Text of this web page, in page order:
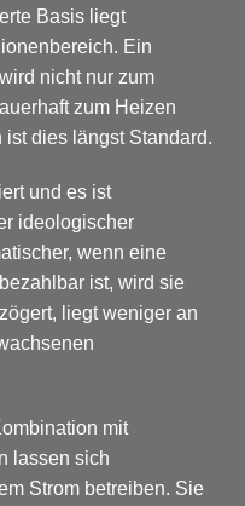
Basis liegt
Ein
nicht nur zum
zum Heizen
dies längst Standard.
und es ist
ideologischer
wenn eine
ist, wird sie
liegt weniger an
mit
lassen sich
Strom betreiben. Sie